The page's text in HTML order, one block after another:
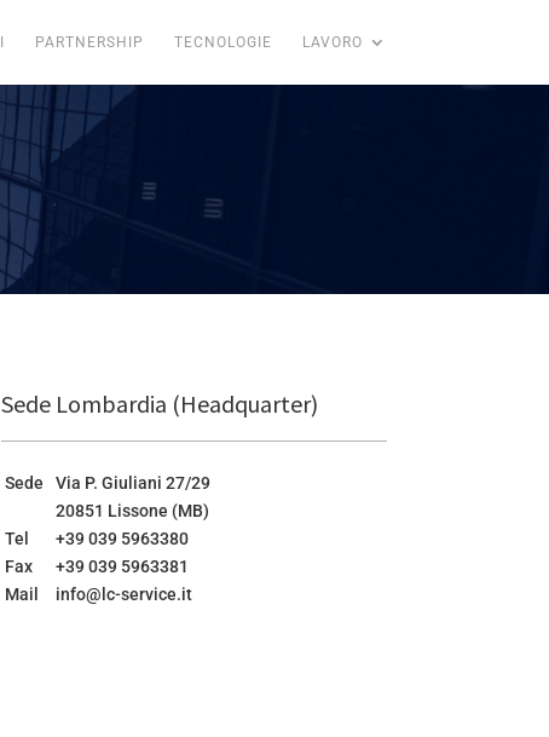
PARTNERSHIP TECNOLOGIE LAVORO
Sede Lombardia (Headquarter)
Sede
Via P. Giuliani 27/29
20851 Lissone (MB)
Tel
+39 039 5963380
Fax
+39 039 5963381
Mail
info@lc-service.it